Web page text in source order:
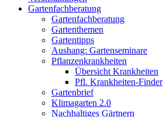
Gartenfachberatung
Gartenfachberatung
Gartenthemen
Gartentipps
Aushang: Gartenseminare
Pflanzenkrankheiten
Übersicht Krankheiten
Pfl. Krankheiten-Finder
Gartenbrief
Klimagarten 2.0
Nachhaltiges Gärtnern